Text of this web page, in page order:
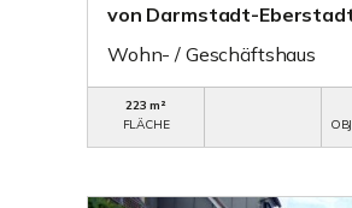
von Darmstadt-
Wohn- / Geschäftshaus
223 m²
FLÄCHE